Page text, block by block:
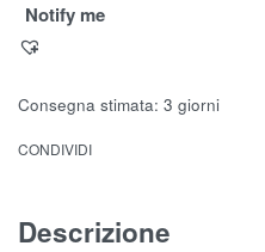
Notify me
Consegna stimata: 3 giorni
CONDIVIDI
Descrizione